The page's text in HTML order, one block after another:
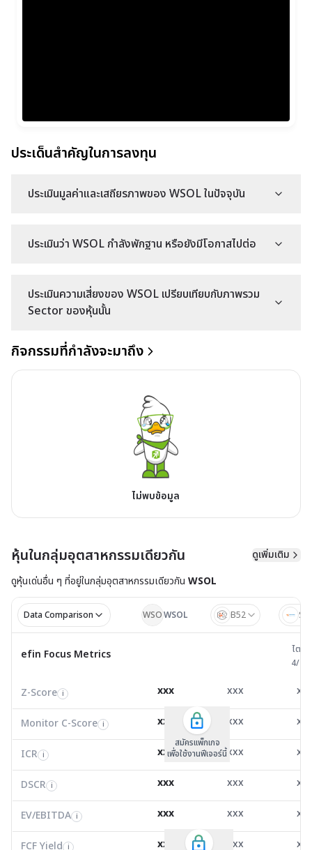
ประเด็นสำคัญในการลงทุน
ประเมินมูลค่าและเสถียรภาพของ WSOL ในปัจจุบัน
ประเมินว่า WSOL กำลังพักฐาน หรือยังมีโอกาสไปต่อ
ประเมินความเสี่ยงของ WSOL เปรียบเทียบกับภาพรวม
Sector ของหุ้นนั้น
กิจกรรมที่กำลังจะมาถึง
ไม่พบข้อมูล
หุ้นในกลุ่มอุตสาหกรรมเดียวกัน
ดูเพิ่มเติม
ดูหุ้นเด่นอื่น ๆ ที่อยู่ในกลุ่มอุตสาหกรรมเดียวกัน WSOL
Data Comparison WSOWSOL B52
efin Focus Metrics ไตรมาส
Z-Score i -7.99 16.34
Monitor C-Score
0.00 0.00
ICR i -20.96 0.00
-
DSCR
EV/EBITDA
-1.43 -5.32
-
FCF Yield i -2.72 0.00
-
FCF/Net Income
0.00 0.00
efin Focus Metrics
ไตรม
4/
Z-Score i
Monitor C-Score i
ICR i
DSCR i
สมัครแพ็คเกจ B
เพื่อใช้งานฟีเจอร์นี้
EV/EBITDA
FCF Yield i
FCF/Net Income
Net Debt/EBITDA
ROIC i
สมัครแพ็คเกจ B
เพื่อใช้งานฟีเจอร์นี้
Z-Score i xxx xxx
Monitor C-Score i xxx xxx
ICR i xxx xxx
DSCR i xxx xxx
สมัครแพ็กเกจ
เพื่อใช้งานฟีเจอร์นี้
EV/EBITDA i xxx xxx
FCF Yield i xxx xxx